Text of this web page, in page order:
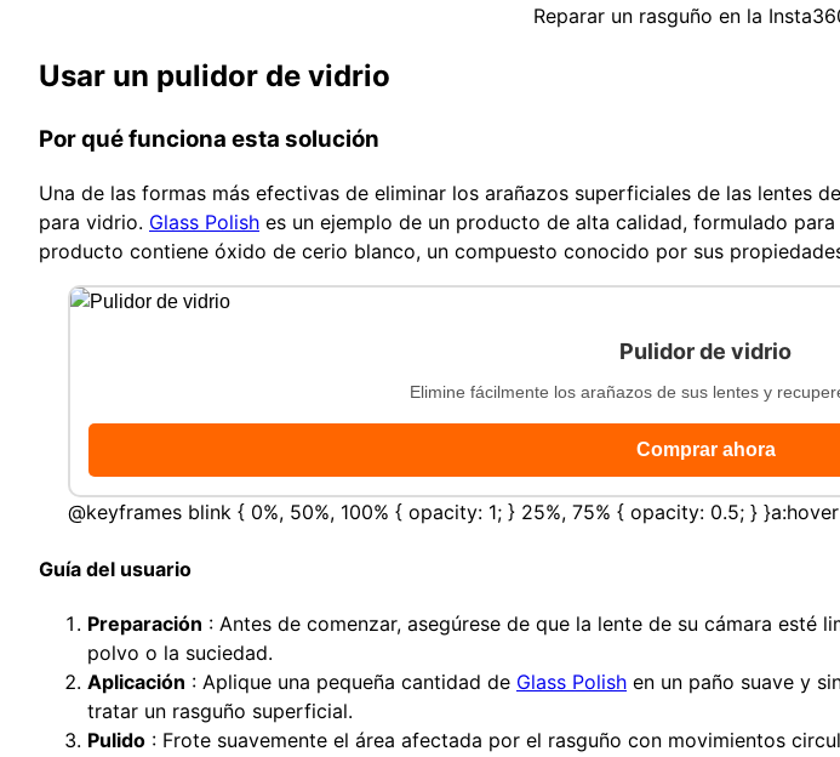
Reparar un rasguño en la
Usar un pulidor de vidrio
Por qué funciona esta solución
Una de las formas más efectivas de eliminar los arañazos superficiales de las lentes
para vidrio. Glass Polish es un ejemplo de un producto de alta calidad, formulado
producto contiene óxido de cerio blanco, un compuesto conocido por sus
Pulidor de vidrio
Elimine fácilmente los arañazos de sus lentes y
Comprar ahora
@keyframes blink { 0%, 50%, 100% { opacity: 1; } 25%, 75% { opacity: 0.5; }
Guía del usuario
Preparación : Antes de comenzar, asegúrese de que la lente de su cámara esté
polvo o la suciedad.
Aplicación : Aplique una pequeña cantidad de Glass Polish en un paño suave y
tratar un rasguño superficial.
Pulido : Frote suavemente el área afectada por el rasguño con movimientos